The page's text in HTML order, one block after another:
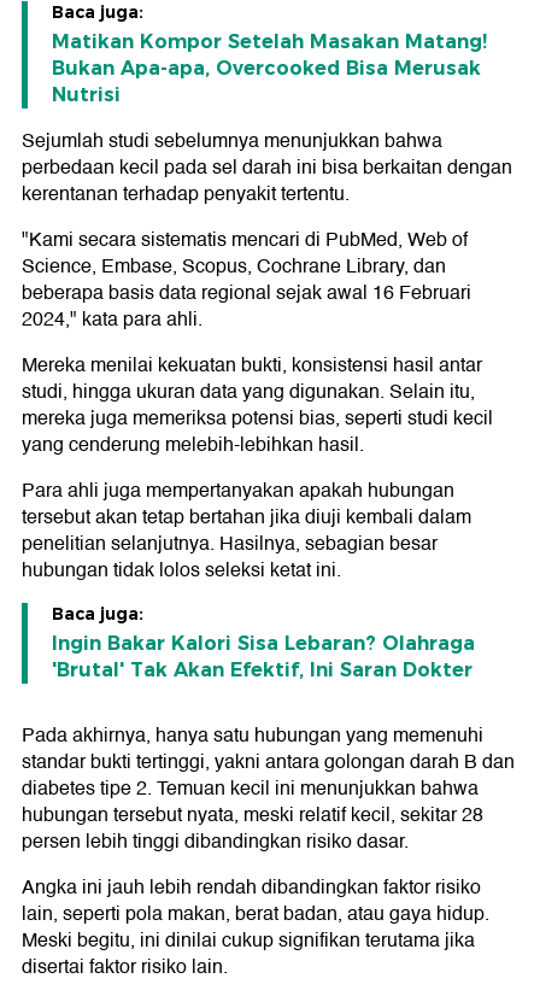
Baca juga:
Matikan Kompor Setelah Masakan Matang!
Bukan Apa-apa, Overcooked Bisa Merusak
Nutrisi
Sejumlah studi sebelumnya menunjukkan bahwa
perbedaan kecil pada sel darah ini bisa berkaitan dengan
kerentanan terhadap penyakit tertentu.
"Kami secara sistematis mencari di PubMed, Web of
Science, Embase, Scopus, Cochrane Library, dan
beberapa basis data regional sejak awal 16 Februari
2024," kata para ahli.
Mereka menilai kekuatan bukti, konsistensi hasil antar
studi, hingga ukuran data yang digunakan. Selain itu,
mereka juga memeriksa potensi bias, seperti studi kecil
yang cenderung melebih-lebihkan hasil.
Para ahli juga mempertanyakan apakah hubungan
tersebut akan tetap bertahan jika diuji kembali dalam
penelitian selanjutnya. Hasilnya, sebagian besar
hubungan tidak lolos seleksi ketat ini.
Baca juga:
Ingin Bakar Kalori Sisa Lebaran? Olahraga
'Brutal' Tak Akan Efektif, Ini Saran Dokter
Pada akhirnya, hanya satu hubungan yang memenuhi
standar bukti tertinggi, yakni antara golongan darah B dan
diabetes tipe 2. Temuan kecil ini menunjukkan bahwa
hubungan tersebut nyata, meski relatif kecil, sekitar 28
persen lebih tinggi dibandingkan risiko dasar.
Angka ini jauh lebih rendah dibandingkan faktor risiko
lain, seperti pola makan, berat badan, atau gaya hidup.
Meski begitu, ini dinilai cukup signifikan terutama jika
disertai faktor risiko lain.